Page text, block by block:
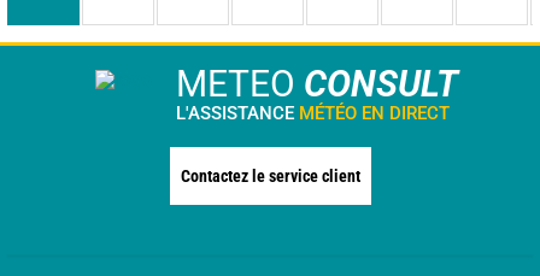
METEO CONSULT
L'ASSISTANCE MÉTÉO EN DIRECT
Contactez le service client